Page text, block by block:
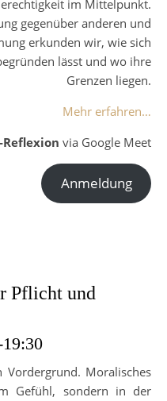
im Mittelpunkt.
gegenüber anderen und
erkunden wir, wie sich
lässt und wo ihre
Grenzen liegen.
Mehr erfahren…
via Google Meet
Anmeldung
Pflicht und
Moralisches
Gefühl, sondern in der